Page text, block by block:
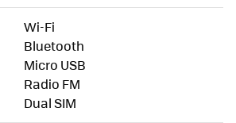
Wi-Fi
Bluetooth
Micro USB
Radio FM
Dual SIM